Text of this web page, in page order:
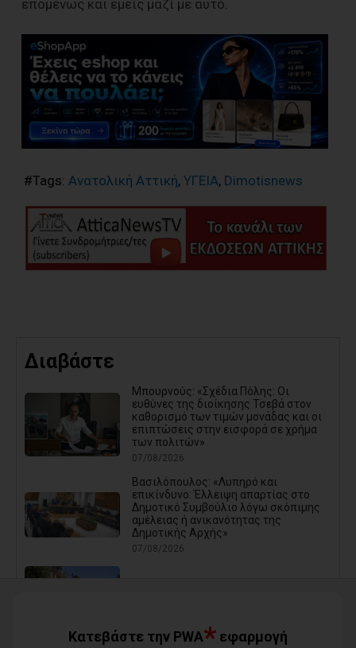
επομένως και εμείς μαζί με αυτό.
#Tags: Ανατολική Αττική, ΥΓΕΙΑ, Dimotisnews
Διαβάστε
Μπουρνούς: «Σχέδια Πόλης: Οι
ευθύνες της διοίκησης Τσεβά στον
καθορισμό των τιμών μονάδας και οι
επιπτώσεις στην εισφορά σε χρήμα
των πολιτών»
07/08/2026
Βασιλόπουλος: «Λυπηρό και
επικίνδυνο: Έλλειψη απαρτίας στο
Δημοτικό Συμβούλιο λόγω σκόπιμης
αμέλειας ή ανικανότητας της
Δημοτικής Αρχής»
07/08/2026
07/08/2026
Κατεβάστε την PWA* εφαρμογή